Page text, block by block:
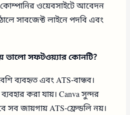
ওয়েবসাইটে আবেদন
সাবজেক্ট লাইনে পদবি এবং
ভালো সফটওয়্যার কোনটি?
ব্যবহৃত এবং ATS-বান্ধব।
করা যায়। Canva সুন্দর
সব জায়গায় ATS-ফ্রেন্ডলি নয়।